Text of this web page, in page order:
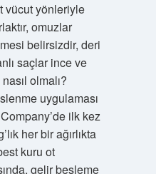
vücut yönleriyle
omuzlar
belirsizdir, deri
saçlar ince ve
olmalı?
uygulaması
ilk kez
her bir ağırlıkta
kuru ot
gelir besleme